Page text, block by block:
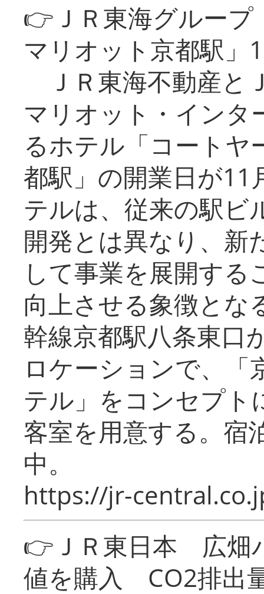
👉ＪＲ東海グルー
マリオット京都駅」
ＪＲ東海不動産と
マリオット・インタ
るホテル「コートヤ
都駅」の開業日が11
テルは、従来の駅ビ
開発とは異なり、新
して事業を展開する
向上させる象徴とな
幹線京都駅八条東口
ロケーションで、「
テル」をコンセプト
客室を用意する。宿
中。
https://jr-
👉ＪＲ東日本 広畑
値を購入 CO2排出